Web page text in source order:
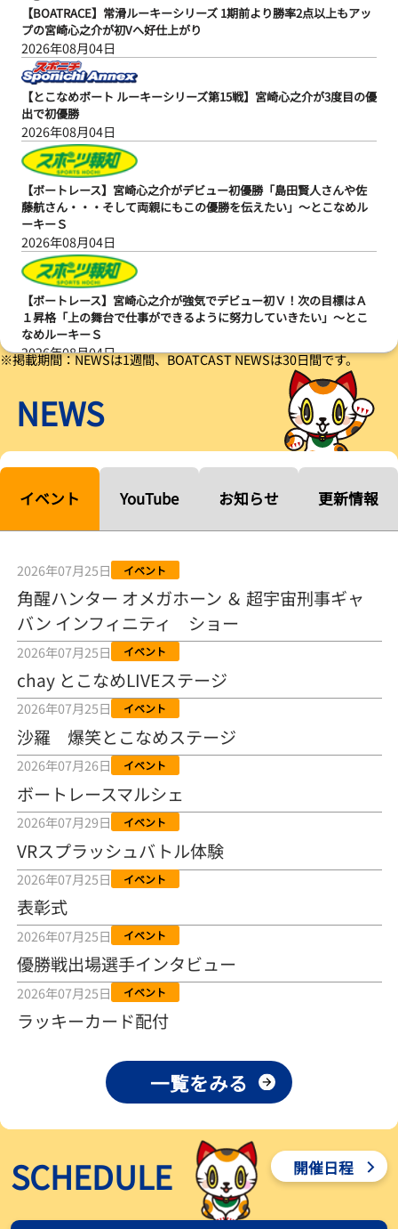
【BOATRACE】常滑ルーキーシリーズ 1期前より勝率2点以上もアッ
プの宮崎心之介が初Vへ好仕上がり
2026年08月04日
【とこなめボート ルーキーシリーズ第15戦】宮崎心之介が3度目の優
出で初優勝
2026年08月04日
【ボートレース】宮崎心之介がデビュー初優勝「島田賢人さんや佐
藤航さん・・・そして両親にもこの優勝を伝えたい」～とこなめル
ーキーＳ
2026年08月04日
【ボートレース】宮崎心之介が強気でデビュー初Ｖ！次の目標はＡ
１昇格「上の舞台で仕事ができるように努力していきたい」～とこ
なめルーキーＳ
2026年08月04日
【ルーキーシリーズ第15戦】塚越海斗「伸びを生かす方向で」4カド
から攻める／とこなめボートレース
【常滑ボート・ルーキーＳ】宮崎心之介 うれしいデビュー初優勝
「このままＡ１になれるように」
2026年08月04日
ド！／常滑ボート
2026年08月04日
【ボートレース】「しょっぱいですね」初優勝の宮崎心之介が水神
祭で満面の笑み／常滑 - 日刊スポーツ
2026年08月04日
【ボート】とこなめルーキーＳ 宮崎心之介がデビューから１年９カ
月で初優勝
2026年08月04日
【ボートレース】12R優勝戦のスタート特訓実施 初Ｖ目指す宮崎心
之介の仕上がり上々／常滑 - 日刊スポーツ
2026年08月04日
【とこなめボート ルーキーシリーズ第15戦】荒木颯斗 当地フレッシ
ュルーキーが初Vで恩返しを
2026年08月03日
【とこなめボート】ういちの「好配招き猫」ルーキーシリーズ第15
戦～自分の収支状況も想定してこそ〝本物の予想〟！／ボートレー
ス
2026年08月03日
【ボートレース】荒木颯斗が地元唯一の優出！３号艇でデビュー初
Ｖ狙う「自分の好きな感じになっている」～とこなめルーキーＳ
【ボートレース】訓練中の大けが乗り越えデビューした宮崎心之介
が初Ｖ王手「１枠なら負けないと思います」～とこなめルーキーＳ
2026年08月03日
【常滑ボート・ルーキーＳ】津田陸翔はリング交換で気配一変「初
優勝目指して頑張ります」
※掲載期間：NEWSは1週間、BOATCAST NEWSは30日間です。
NEWS
イベント YouTube お知らせ 更新情報
2026年07月25日 イベント
角醒ハンター オメガホーン ＆ 超宇宙刑事ギャ
バン インフィニティ ショー
2026年07月25日 イベント
chay とこなめLIVEステージ
2026年07月25日 イベント
沙羅 爆笑とこなめステージ
2026年07月26日 イベント
ボートレースマルシェ
2026年07月29日 イベント
VRスプラッシュバトル体験
2026年07月25日 イベント
表彰式
2026年07月25日 イベント
優勝戦出場選手インタビュー
2026年07月25日 イベント
ラッキーカード配付
一覧をみる
SCHEDULE 開催日程